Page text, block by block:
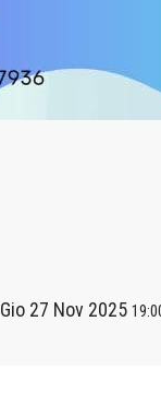
Gio 27 Nov 2025